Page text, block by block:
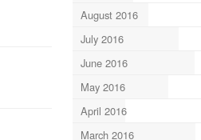
August 2016
July 2016
June 2016
May 2016
April 2016
March 2016